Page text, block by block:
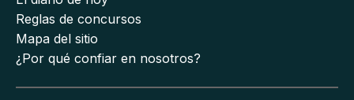
Reglas de concursos
Mapa del sitio
¿Por qué confiar en nosotros?